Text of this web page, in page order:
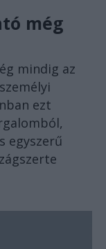
még
mindig az
ezt
egyszerű